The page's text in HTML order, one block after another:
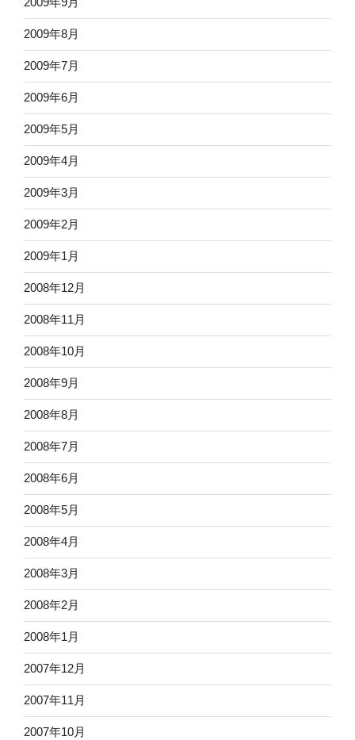
2009年8月
2009年7月
2009年6月
2009年5月
2009年4月
2009年3月
2009年2月
2009年1月
2008年12月
2008年11月
2008年10月
2008年9月
2008年8月
2008年7月
2008年6月
2008年5月
2008年4月
2008年3月
2008年2月
2008年1月
2007年12月
2007年11月
2007年10月